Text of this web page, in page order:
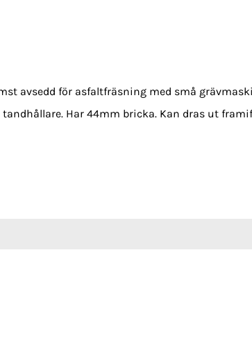
avsedd för asfaltfräsning med små
Har 44mm bricka. Kan dras ut